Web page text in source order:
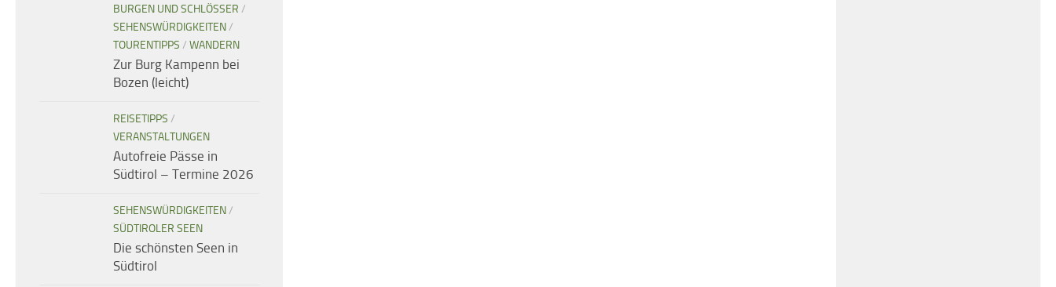
BURGEN UND SCHLÖSSER /
SEHENSWÜRDIGKEITEN/
TOURENTIPPS / WANDERN
Zur Burg Kampenn bei
Bozen (leicht)
REISETIPPS /
VERANSTALTUNGEN
Autofreie Pässe in
Südtirol – Termine 2026
SEHENSWÜRDIGKEITEN/
SÜDTIROLER SEEN
Die schönsten Seen in
Südtirol